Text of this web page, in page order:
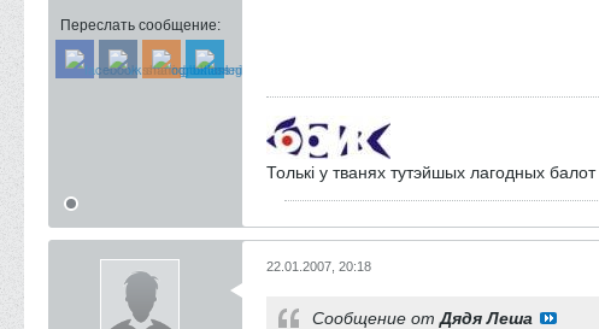
Переслать сообщение:
Толькi у тванях тутэйшых лагодных
22.01.2007, 20:18
Сообщение отДядя Леша